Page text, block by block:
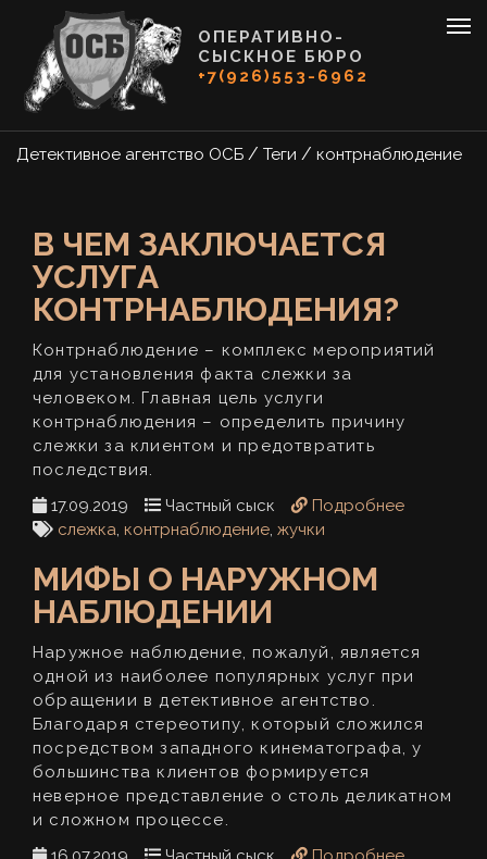
ОПЕРАТИВНО-
СЫСКНОЕ БЮРО
+7(926)553-6962
Детективное агентство ОСБ / Теги / контрнаблюдение
В ЧЕМ ЗАКЛЮЧАЕТСЯ
УСЛУГА
КОНТРНАБЛЮДЕНИЯ?
Контрнаблюдение – комплекс мероприятий
для установления факта слежки за
человеком. Главная цель услуги
контрнаблюдения – определить причину
слежки за клиентом и предотвратить
последствия.
17.09.2019
Частный сыск
Подробнее
слежка, контрнаблюдение, жучки
МИФЫ О НАРУЖНОМ
НАБЛЮДЕНИИ
Наружное наблюдение, пожалуй, является
одной из наиболее популярных услуг при
обращении в детективное агентство.
Благодаря стереотипу, который сложился
посредством западного кинематографа, у
большинства клиентов формируется
неверное представление о столь деликатном
и сложном процессе.